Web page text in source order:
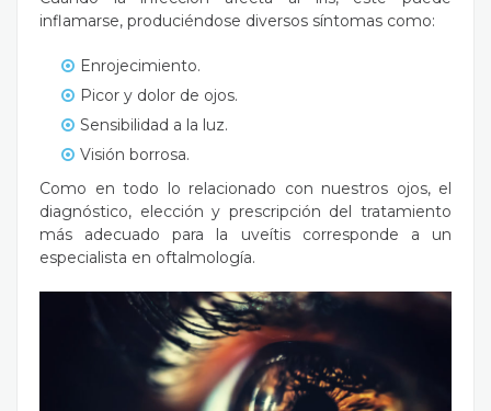
inflamarse, produciéndose diversos síntomas como:
Enrojecimiento.
Picor y dolor de ojos.
Sensibilidad a la luz.
Visión borrosa.
Como en todo lo relacionado con nuestros ojos, el
diagnóstico, elección y prescripción del tratamiento
más adecuado para la uveítis corresponde a un
especialista en oftalmología.